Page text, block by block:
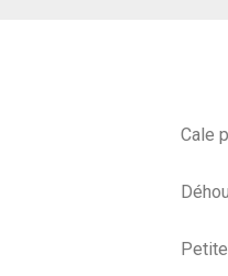
Cale